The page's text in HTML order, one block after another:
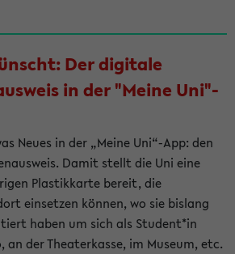
Der digitale
in der "Meine Uni"-
Neues in der „Meine Uni“-App: den
Damit stellt die Uni eine
Plastikkarte bereit, die
einsetzen können, wo sie bislang
haben um sich als Student*in
an der Theaterkasse, im Museum, etc.